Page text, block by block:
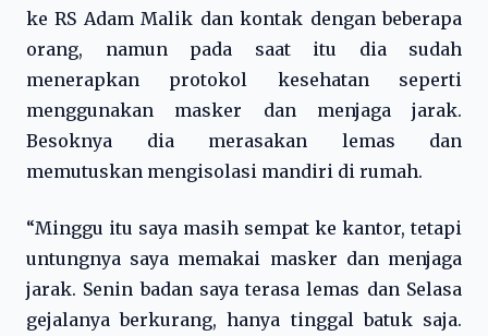
ke RS Adam Malik dan kontak dengan beberapa
orang, namun pada saat itu dia sudah
menerapkan protokol kesehatan seperti
menggunakan masker dan menjaga jarak.
Besoknya dia merasakan lemas dan
memutuskan mengisolasi mandiri di rumah.
“Minggu itu saya masih sempat ke kantor, tetapi
untungnya saya memakai masker dan menjaga
jarak. Senin badan saya terasa lemas dan Selasa
gejalanya berkurang, hanya tinggal batuk saja.